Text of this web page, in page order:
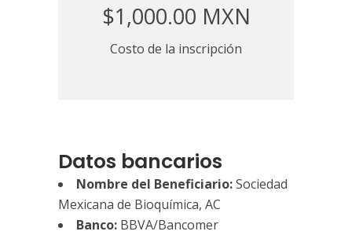
$1,000.00 MXN
Costo de la inscripción
Datos bancarios
Nombre del Beneficiario:Sociedad
Mexicana de Bioquímica, AC
Banco: BBVA/Bancomer